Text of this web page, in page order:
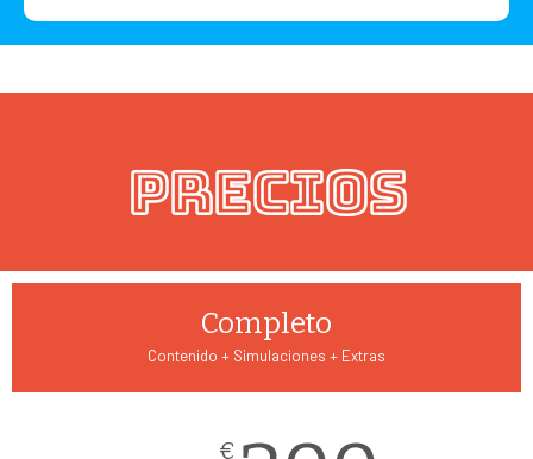
precios
Completo
Contenido + Simulaciones + Extras
€